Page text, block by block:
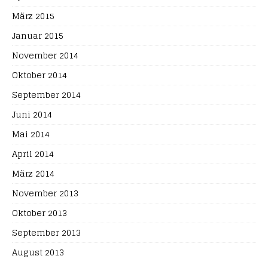
März 2015
Januar 2015
November 2014
Oktober 2014
September 2014
Juni 2014
Mai 2014
April 2014
März 2014
November 2013
Oktober 2013
September 2013
August 2013